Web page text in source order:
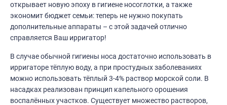
открывает новую эпоху в гигиене носоглотки, а также
экономит бюджет семьи: теперь не нужно покупать
дополнительные аппараты – с этой задачей отлично
справляется Ваш ирригатор!
В случае обычной гигиены носа достаточно использовать в
ирригаторе тёплую воду, а при простудных заболеваниях
можно использовать тёплый 3-4% раствор морской соли. В
насадках реализован принцип капельного орошения
воспалённых участков. Существует множество растворов,